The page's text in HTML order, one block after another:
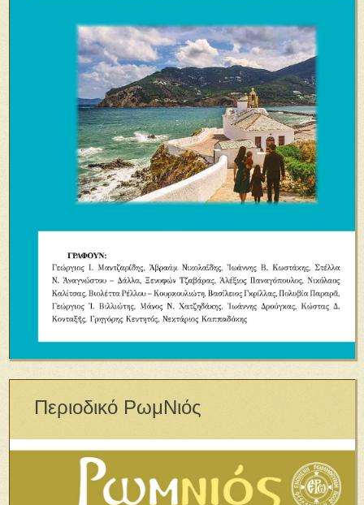
Περιοδικό ΡωμΝιός